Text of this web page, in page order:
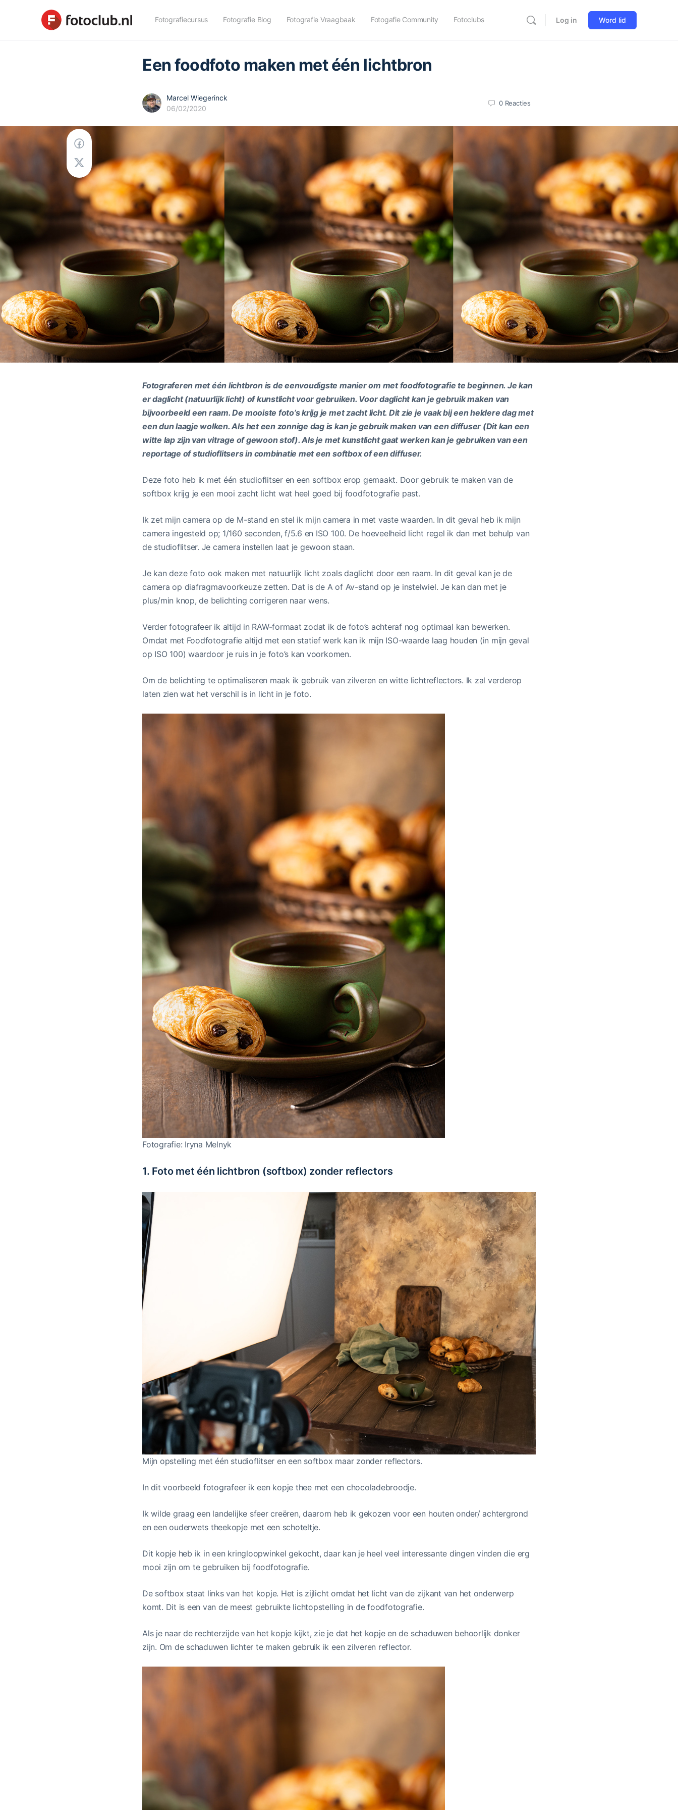
Fotografiecursus Fotografie Blog Fotografie Vraagbaak Fotogafie Community Fotoclubs Log in Word lid
Een foodfoto maken met één lichtbron
Marcel Wiegerinck
06/02/2020
0 Reacties
Fotograferen met één lichtbron is de eenvoudigste manier om met foodfotografie te beginnen. Je kan
er daglicht (natuurlijk licht) of kunstlicht voor gebruiken. Voor daglicht kan je gebruik maken van
bijvoorbeeld een raam. De mooiste foto’s krijg je met zacht licht. Dit zie je vaak bij een heldere dag met
een dun laagje wolken. Als het een zonnige dag is kan je gebruik maken van een diffuser (Dit kan een
witte lap zijn van vitrage of gewoon stof). Als je met kunstlicht gaat werken kan je gebruiken van een
reportage of studioflitsers in combinatie met een softbox of een diffuser.
Deze foto heb ik met één studioflitser en een softbox erop gemaakt. Door gebruik te maken van de
softbox krijg je een mooi zacht licht wat heel goed bij foodfotografie past.
Ik zet mijn camera op de M-stand en stel ik mijn camera in met vaste waarden. In dit geval heb ik mijn
camera ingesteld op; 1/160 seconden, f/5.6 en ISO 100. De hoeveelheid licht regel ik dan met behulp van
de studioflitser. Je camera instellen laat je gewoon staan.
Je kan deze foto ook maken met natuurlijk licht zoals daglicht door een raam. In dit geval kan je de
camera op diafragmavoorkeuze zetten. Dat is de A of Av-stand op je instelwiel. Je kan dan met je
plus/min knop, de belichting corrigeren naar wens.
Verder fotografeer ik altijd in RAW-formaat zodat ik de foto’s achteraf nog optimaal kan bewerken.
Omdat met Foodfotografie altijd met een statief werk kan ik mijn ISO-waarde laag houden (in mijn geval
op ISO 100) waardoor je ruis in je foto’s kan voorkomen.
Om de belichting te optimaliseren maak ik gebruik van zilveren en witte lichtreflectors. Ik zal verderop
laten zien wat het verschil is in licht in je foto.
Fotografie: Iryna Melnyk
1. Foto met één lichtbron (softbox) zonder reflectors
Mijn opstelling met één studioflitser en een softbox maar zonder reflectors.
In dit voorbeeld fotografeer ik een kopje thee met een chocoladebroodje.
Ik wilde graag een landelijke sfeer creëren, daarom heb ik gekozen voor een houten onder/ achtergrond
en een ouderwets theekopje met een schoteltje.
Dit kopje heb ik in een kringloopwinkel gekocht, daar kan je heel veel interessante dingen vinden die erg
mooi zijn om te gebruiken bij foodfotografie.
De softbox staat links van het kopje. Het is zijlicht omdat het licht van de zijkant van het onderwerp
komt. Dit is een van de meest gebruikte lichtopstelling in de foodfotografie.
Als je naar de rechterzijde van het kopje kijkt, zie je dat het kopje en de schaduwen behoorlijk donker
zijn. Om de schaduwen lichter te maken gebruik ik een zilveren reflector.